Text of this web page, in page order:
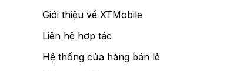
Giới thiệu về XTMobile
Liên hệ hợp tác
Hệ thống cửa hàng bán lẻ